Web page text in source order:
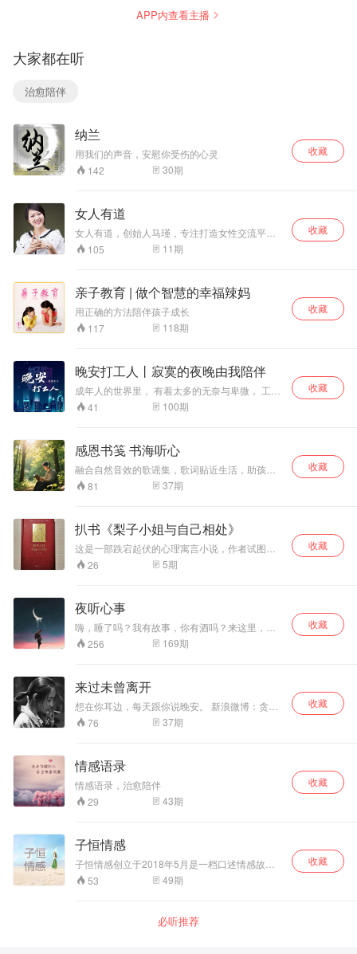
单词，了解一段文
APP内查看主播
大家都在听
治愈陪伴
纳兰
用我们的声音，安慰你受伤的心灵
142
30期
收藏
女人有道
女人有道，创始人马瑾，专注打造女性交流平台
，平台slogan：灵魂相伴，精神社交。 作为平台
创始人，之所以创立“女人有道”的沟通平台，是希
习不断提升，越来越同频，超于同频的交流，打
造“灵魂相伴，精神社交”的一方净土 。 几年前，
无意看到《天道》这部剧，深深被一个纯净到一
尘不染的女声所打动，那声音如泣如诉，仿佛是
天籁之音，倾斜而下，这部剧在我的印象里，已
可依照。女人有道的灵感，多半也源于这种情
愫，世间女子如是，也许各有各的生活，可终究
零零总总的不尽相似。 女人有道，浮世清欢。这
样一群女子，欢实的滋养着自己。我们专注于美
伴，岁月如歌怎能少得了你我。
105 11期
收藏
亲子教育 | 做个智慧的幸福辣妈
用正确的方法陪伴孩子成长
117
118期
收藏
晚安打工人丨寂寞的夜晚由我陪伴
成年人的世界里， 有着太多的无奈与卑微， 工作
的压力，家务的繁杂， 只有在夜深人静时， 才能
享受属于自己的一方天地。 你好，我是秦观天
你有故事，我有电台 欢迎大家私信来稿， 我们将
挑选优质内容， 并赠送精美礼品。
41 100期
收藏
感恩书笺 书海听心
融合自然音效的歌谣集，歌词贴近生活，助孩子
在聆听中建立对世界的认知。
81 37期
收藏
扒书《梨子小姐与自己相处》
这是一部跌宕起伏的心理寓言小说，作者试图向
读者揭示，在经济增长放缓，竞争日趋激烈的社
会环境下，如何摆脱令人疲惫不堪的精神内耗，
仅是这些，书中绝妙的语言对人生各个不同侧面
的描述得非常精彩。
26 5期
收藏
夜听心事
嗨，睡了吗？我有故事，你有酒吗？来这里，你
我互诉衷肠，共饮这杯酒。
256 169期
收藏
来过未曾离开
想在你耳边，每天跟你说晚安。 新浪微博：贪睡
芒果Rain 微信公众号：来过未曾离开
76 37期
收藏
情感语录
情感语录，治愈陪伴
29
43期
收藏
子恒情感
子恒情感创立于2018年5月是一档口述情感故事
栏目，全网累计粉丝百万人收听哦！一起关注子
恒情感吧。 回忆青春岁月在情感世界里，我们都
声机一样重复着。我们失去的能否找回，那个伤
心的夜晚你独自哭泣现在还好吗？ 有人说听子恒
53 49期
收藏
必听推荐